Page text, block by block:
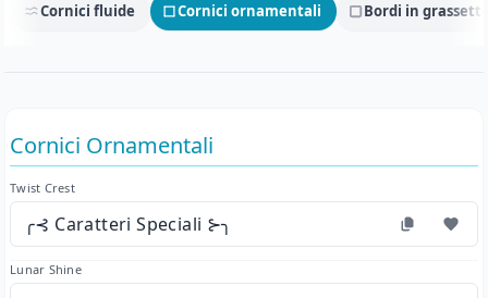
Cornici fluide Cornici ornamentali Bordi in
Cornici Ornamentali
Twist Crest
╭⊰ Caratteri Speciali ⊱╮
Lunar Shine